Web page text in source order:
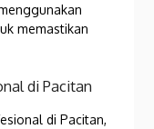
memastikan
di Pacitan
di Pacitan,